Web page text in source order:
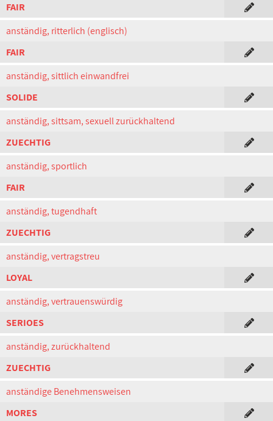
FAIR
anständig, ritterlich (englisch)
FAIR
anständig, sittlich einwandfrei
SOLIDE
anständig, sittsam, sexuell zurückhaltend
ZUECHTIG
anständig, sportlich
FAIR
anständig, tugendhaft
ZUECHTIG
anständig, vertragstreu
LOYAL
anständig, vertrauenswürdig
SERIOES
anständig, zurückhaltend
ZUECHTIG
anständige Benehmensweisen
MORES